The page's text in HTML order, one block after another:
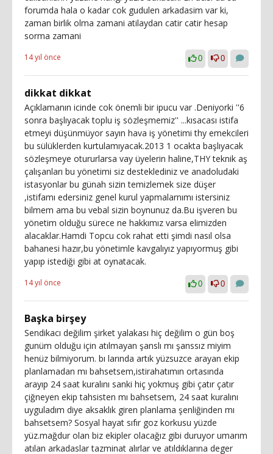
forumda hala o kadar cok gudulen arkadasim var ki,
zaman birlik olma zamani atilaydan catir catir hesap
sorma zamani
14 yıl önce 0 0
dikkat dikkat
Açıklamanın icinde cok önemli bir ipucu var .Deniyorki ''6
sonra başlıyacak toplu iş sözleşmemiz'' ...kısacası istifa
etmeyi düşünmüyor sayın hava iş yönetimi thy emekcileri
bu sülüklerden kurtulamıyacak.2013 1 ocakta başlıyacak
sözleşmeye otururlarsa vay üyelerin haline,THY teknik aş
çalışanları bu yönetimi siz desteklediniz ve anadoludaki
istasyonlar bu günah sizin temizlemek size düşer
,istifamı edersiniz genel kurul yapmalarnımı istersiniz
bilmem ama bu vebal sizin boynunuz da.Bu işveren bu
yönetim olduğu sürece ne hakkımız varsa elimizden
alacaklar.Hamdi Topcu cok rahat etti şimdi nasıl olsa
bahanesi hazır,bu yönetimle kavgalıyız yapıyormuş gibi
yapıp istediği gibi at oynatacak.
14 yıl önce 0 0
Başka birşey
Sendikacı değilim şirket yalakası hiç değilim o gün boş
gunüm olduğu için atılmayan şanslı mı şanssız miyim
henüz bilmiyorum. bı larında artık yüzsuzce arayan ekip
planlamadan mı bahsetsem,istirahatımın ortasında
arayıp 24 saat kuralını sanki hiç yokmuş gibi çatır çatır
çiğneyen ekip tahsisten mı bahsetsem, 24 saat kuralını
uyguladım diye aksaklık giren planlama şenliğinden mı
bahsetsem? Sosyal hayat sıfır goz korkusu yüzde
yüz.mağdur olan biz ekipler olacağız gibi duruyor umarım
atılan arkadaslar tazminat alırlar ve atıldıklarına deger